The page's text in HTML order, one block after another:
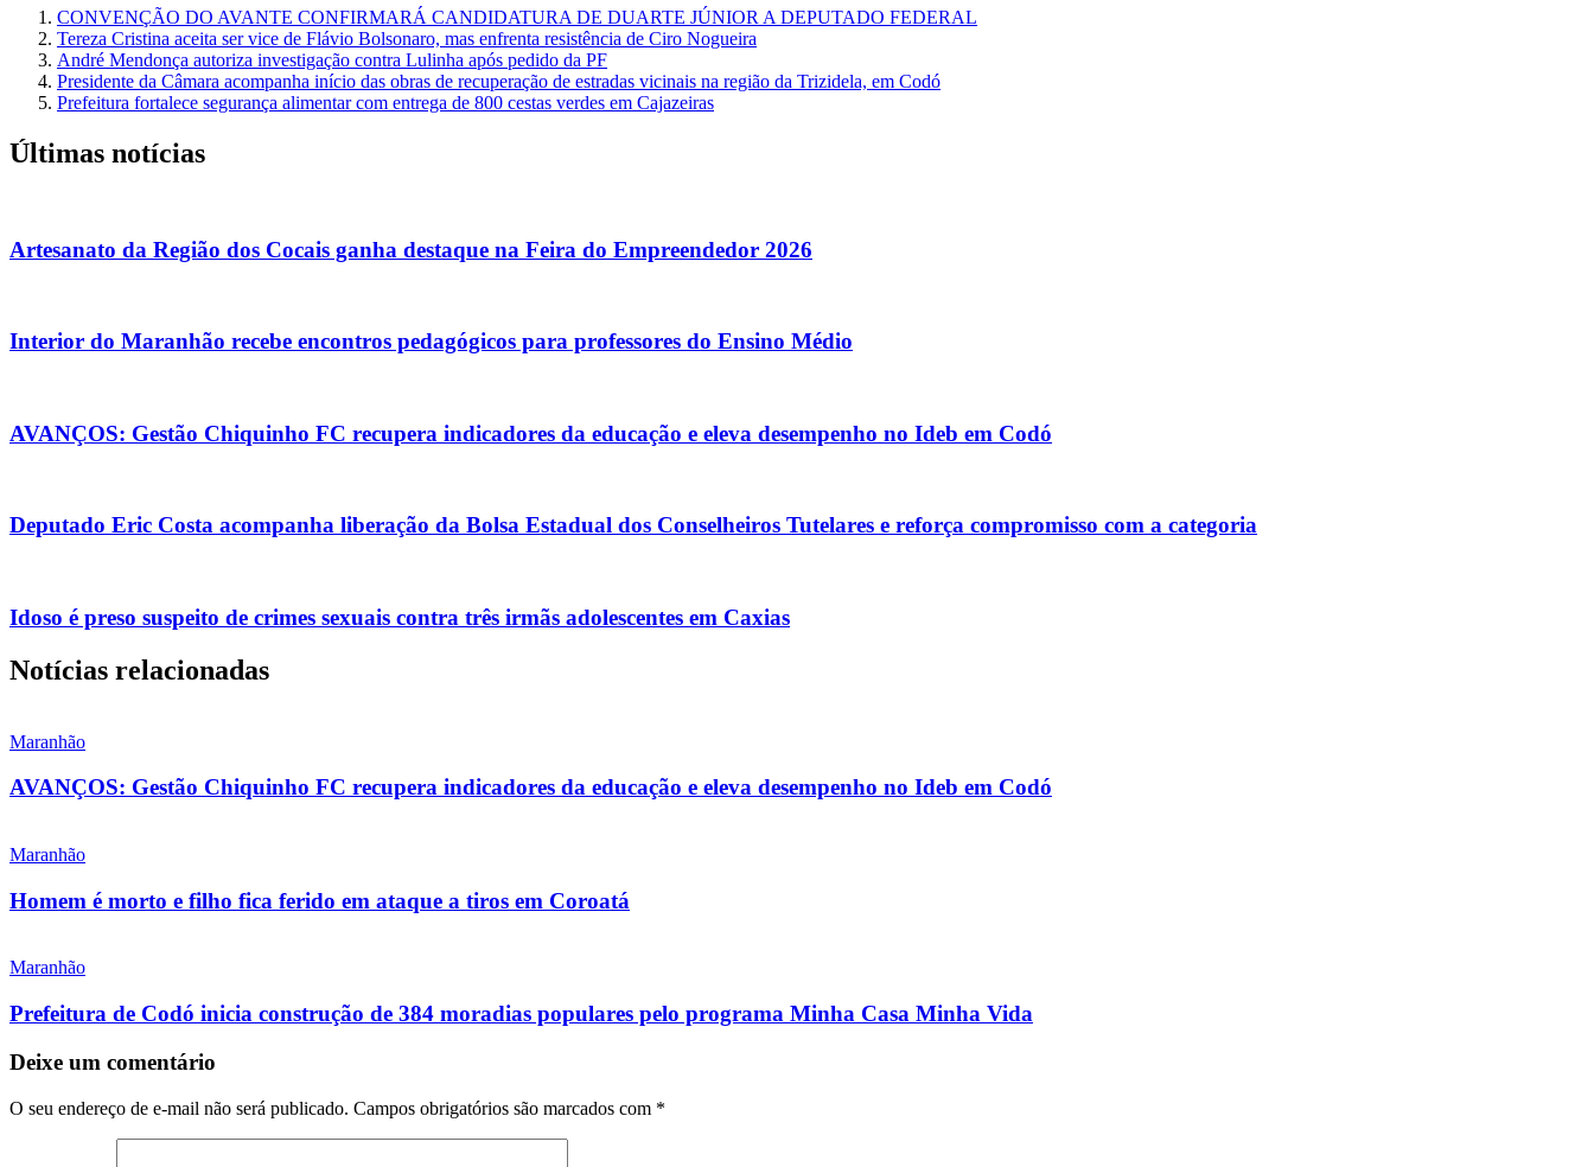
CONVENÇÃO DO AVANTE CONFIRMARÁ CANDIDATURA DE DUARTE JÚNIOR A DEPUTADO FEDERAL
Tereza Cristina aceita ser vice de Flávio Bolsonaro, mas enfrenta resistência de Ciro Nogueira
André Mendonça autoriza investigação contra Lulinha após pedido da PF
Presidente da Câmara acompanha início das obras de recuperação de estradas vicinais na região da Trizidela, em Codó
Prefeitura fortalece segurança alimentar com entrega de 800 cestas verdes em Cajazeiras
Últimas notícias
Artesanato da Região dos Cocais ganha destaque na Feira do Empreendedor 2026
Interior do Maranhão recebe encontros pedagógicos para professores do Ensino Médio
AVANÇOS: Gestão Chiquinho FC recupera indicadores da educação e eleva desempenho no Ideb em Codó
Deputado Eric Costa acompanha liberação da Bolsa Estadual dos Conselheiros Tutelares e reforça compromisso com a categoria
Idoso é preso suspeito de crimes sexuais contra três irmãs adolescentes em Caxias
Notícias relacionadas
Maranhão
AVANÇOS: Gestão Chiquinho FC recupera indicadores da educação e eleva desempenho no Ideb em Codó
Maranhão
Homem é morto e filho fica ferido em ataque a tiros em Coroatá
Maranhão
Prefeitura de Codó inicia construção de 384 moradias populares pelo programa Minha Casa Minha Vida
Deixe um comentário
O seu endereço de e-mail não será publicado. Campos obrigatórios são marcados com *